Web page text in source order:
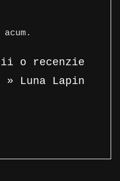
o recenzie
Luna Lapin